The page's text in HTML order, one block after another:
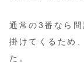
通常の3番なら
掛けてくるため
た。